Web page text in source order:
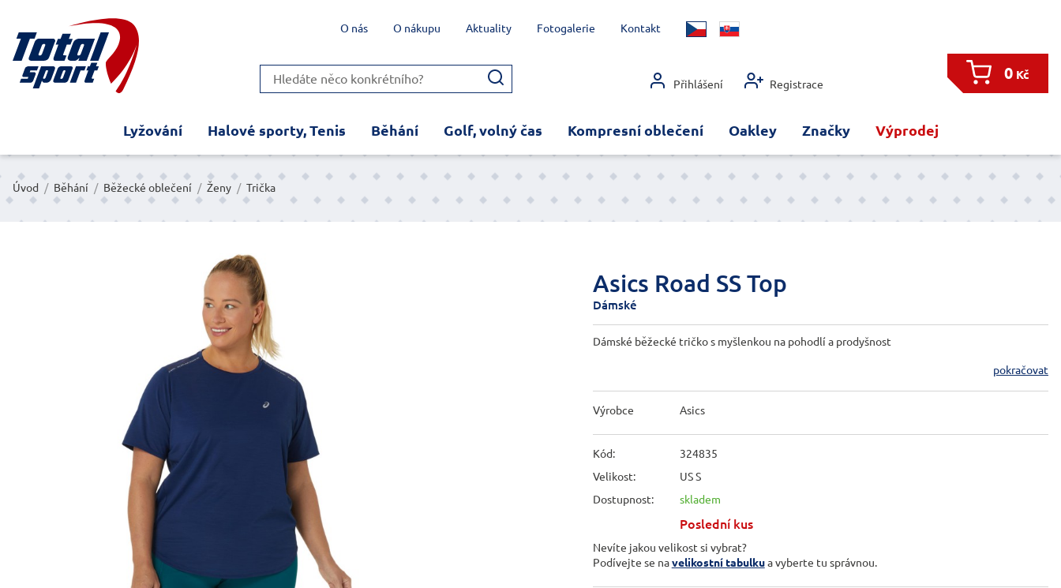
Přihlášení Registrace
0Kč
Lyžování Halové sporty, Tenis Běhání Golf, volný čas Kompresní oblečení Oakley Značky Výprodej
O nás O nákupu Aktuality Fotogalerie Kontakt
Úvod / Běhání / Běžecké oblečení / Ženy / Trička
Asics Road SS Top
Dámské
Dámské běžecké tričko s myšlenkou na pohodlí a prodyšnost
pokračovat
Výrobce Asics
Kód:
324835
Velikost:
US S
Dostupnost:
skladem
Poslední kus
Nevíte jakou velikost si vybrat?
Podívejte se navelikostní tabulkua vyberte tu správnou.